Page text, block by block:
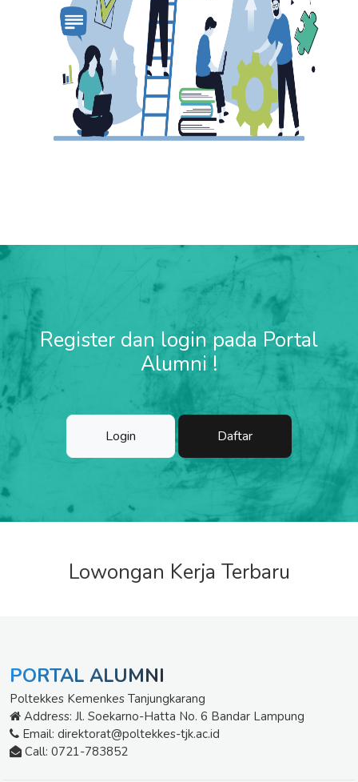
Register dan login pada Portal
Alumni !
Login Daftar
Lowongan Kerja Terbaru
PORTAL ALUMNI
Poltekkes Kemenkes Tanjungkarang
Address: Jl. Soekarno-Hatta No. 6 Bandar Lampung
Email: direktorat@poltekkes-tjk.ac.id
Call: 0721-783852